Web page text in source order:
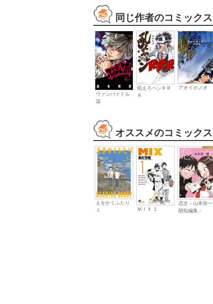
同じ作者のコミックス
ヴァンパイドル
滾
吼えろペンＲＲ
Ｒ
アオイホノオ
オススメのコミックス
えをかくふたり
１
ＭＩＸ １
恋文－山本崇一
朗短編集－